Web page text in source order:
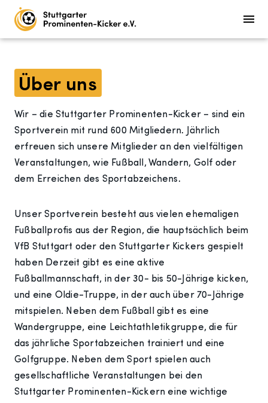
Über uns
Wir – die Stuttgarter Prominenten-Kicker – sind ein
Sportverein mit rund 600 Mitgliedern. Jährlich
erfreuen sich unsere Mitglieder an den vielfältigen
Veranstaltungen, wie Fußball, Wandern, Golf oder
dem Erreichen des Sportabzeichens.
Unser Sportverein besteht aus vielen ehemaligen
Fußballprofis aus der Region, die hauptsächlich beim
VfB Stuttgart oder den Stuttgarter Kickers gespielt
haben Derzeit gibt es eine aktive
Fußballmannschaft, in der 30- bis 50-Jährige kicken,
und eine Oldie-Truppe, in der auch über 70-Jährige
mitspielen. Neben dem Fußball gibt es eine
Wandergruppe, eine Leichtathletikgruppe, die für
das jährliche Sportabzeichen trainiert und eine
Golfgruppe. Neben dem Sport spielen auch
gesellschaftliche Veranstaltungen bei den
Stuttgarter Prominenten-Kickern eine wichtige